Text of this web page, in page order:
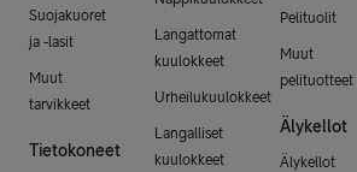
Suojakuoret
ja -lasit
Muut
tarvikkeet
Tietokoneet
Langattomat
kuulokkeet
Urheilukuulokkeet
Langalliset
kuulokkeet
Pelituolit
Muut
pelituotteet
Älykellot
Älykellot